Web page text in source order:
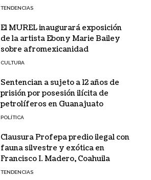
TENDENCIAS
El MUREL inaugurará exposición
de la artista Ebony Marie Bailey
sobre afromexicanidad
CULTURA
Sentencian a sujeto a 12 años de
prisión por posesión ilícita de
petrolíferos en Guanajuato
POLÍTICA
Clausura Profepa predio ilegal con
fauna silvestre y exótica en
Francisco I. Madero, Coahuila
TENDENCIAS